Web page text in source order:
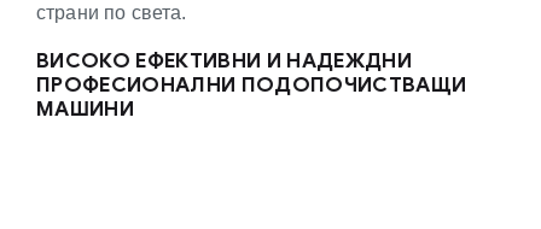
страни по света.
ВИСОКО ЕФЕКТИВНИ И НАДЕЖДНИ
ПРОФЕСИОНАЛНИ ПОДОПОЧИСТВАЩИ
МАШИНИ